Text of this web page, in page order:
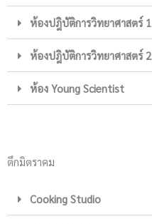
ห้องปฎิบัติการวิทยาศาสตร์ 1
ห้องปฎิบัติการวิทยาศาสตร์ 2
ห้อง Young Scientist
ตึกมิตราคม
Cooking Studio